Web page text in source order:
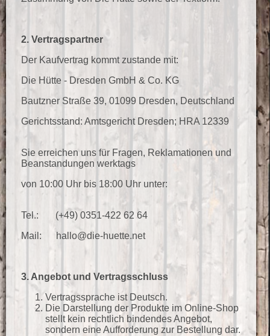
2. Vertragspartner
Der Kaufvertrag kommt zustande mit:
Die Hütte - Dresden GmbH & Co. KG
Bautzner Straße 39, 01099 Dresden, Deutschland
Gerichtsstand: Amtsgericht Dresden; HRA 12339
Sie erreichen uns für Fragen, Reklamationen und
Beanstandungen werktags
von 10:00 Uhr bis 18:00 Uhr unter:
Tel.: (+49) 0351-422 62 64
Mail: hallo@die-huette.net
3. Angebot und Vertragsschluss
Vertragssprache ist Deutsch.
Die Darstellung der Produkte im Online-Shop
stellt kein rechtlich bindendes Angebot,
sondern eine Aufforderung zur Bestellung dar.